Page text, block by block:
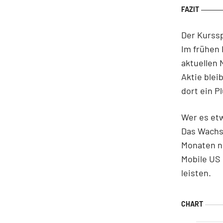
Der
Im frühen
aktuellen
Aktie
dort ein
Wer es
Das
Monaten
Mobile
leisten.